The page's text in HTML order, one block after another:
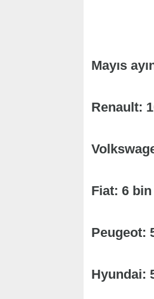
Mayıs
Renault:
Fiat: 6
Peugeot:
Hyundai: